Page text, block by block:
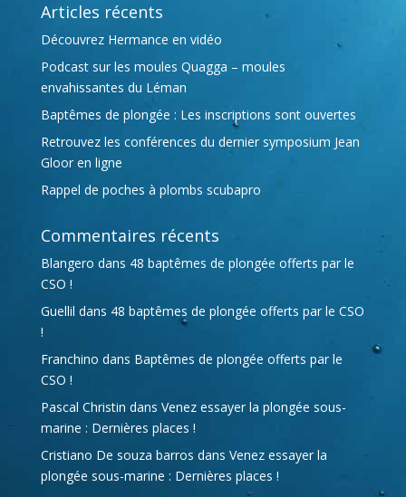
n
a
i
v
e
:
Articles récents
Découvrez Hermance en vidéo
Podcast sur les moules Quagga – moules
envahissantes du Léman
Baptêmes de plongée : Les inscriptions sont ouvertes
Retrouvez les conférences du dernier symposium Jean
Gloor en ligne
Rappel de poches à plombs scubapro
Commentaires récents
Blangero dans 48 baptêmes de plongée offerts par le
CSO !
Guellil dans 48 baptêmes de plongée offerts par le CSO
!
Franchino dans Baptêmes de plongée offerts par le
CSO !
Pascal Christin dans Venez essayer la plongée sous-
marine : Dernières places !
Cristiano De souza barros dans Venez essayer la
plongée sous-marine : Dernières places !